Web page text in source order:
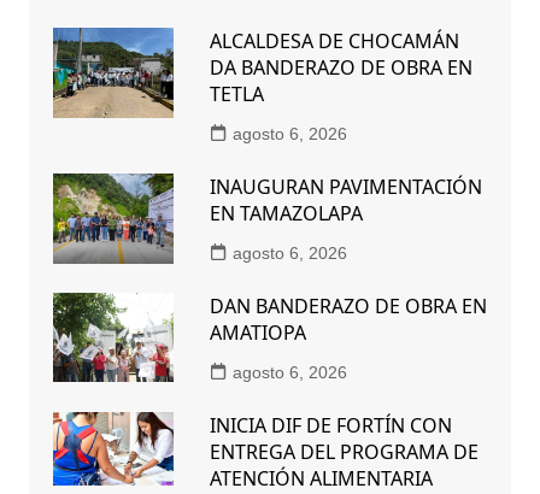
ALCALDESA DE CHOCAMÁN
DA BANDERAZO DE OBRA EN
TETLA
agosto 6, 2026
INAUGURAN PAVIMENTACIÓN
EN TAMAZOLAPA
agosto 6, 2026
DAN BANDERAZO DE OBRA EN
AMATIOPA
agosto 6, 2026
INICIA DIF DE FORTÍN CON
ENTREGA DEL PROGRAMA DE
ATENCIÓN ALIMENTARIA